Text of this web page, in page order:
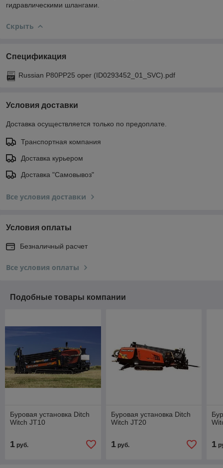
гидравлическими шлангами.
Скрыть
Спецификация
Russian P80PP25 oper (ID0293452_01_SVC).pdf
Условия доставки
Доставка осуществляется только по предоплате.
Транспортная компания
Доставка курьером
Доставка "Самовывоз"
Все условия доставки
Условия оплаты
Безналичный расчет
Все условия оплаты
Подобные товары компании
Буровая установка Ditch
Witch JT10
1 руб.
Буровая установка Ditch
Witch JT20
1руб. 1